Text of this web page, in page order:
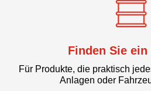
Finden Sie
Für Produkte, die praktisch
Anlagen oder